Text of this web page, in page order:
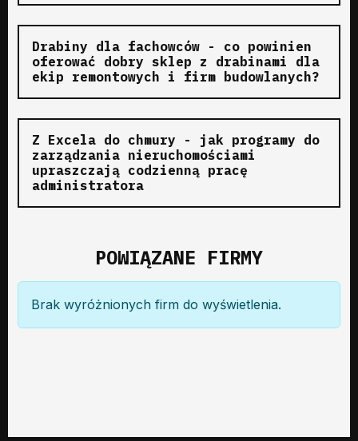
Drabiny dla fachowców - co powinien
oferować dobry sklep z drabinami dla
ekip remontowych i firm budowlanych?
Z Excela do chmury - jak programy do
zarządzania nieruchomościami
upraszczają codzienną pracę
administratora
POWIĄZANE FIRMY
Brak wyróżnionych firm do wyświetlenia.